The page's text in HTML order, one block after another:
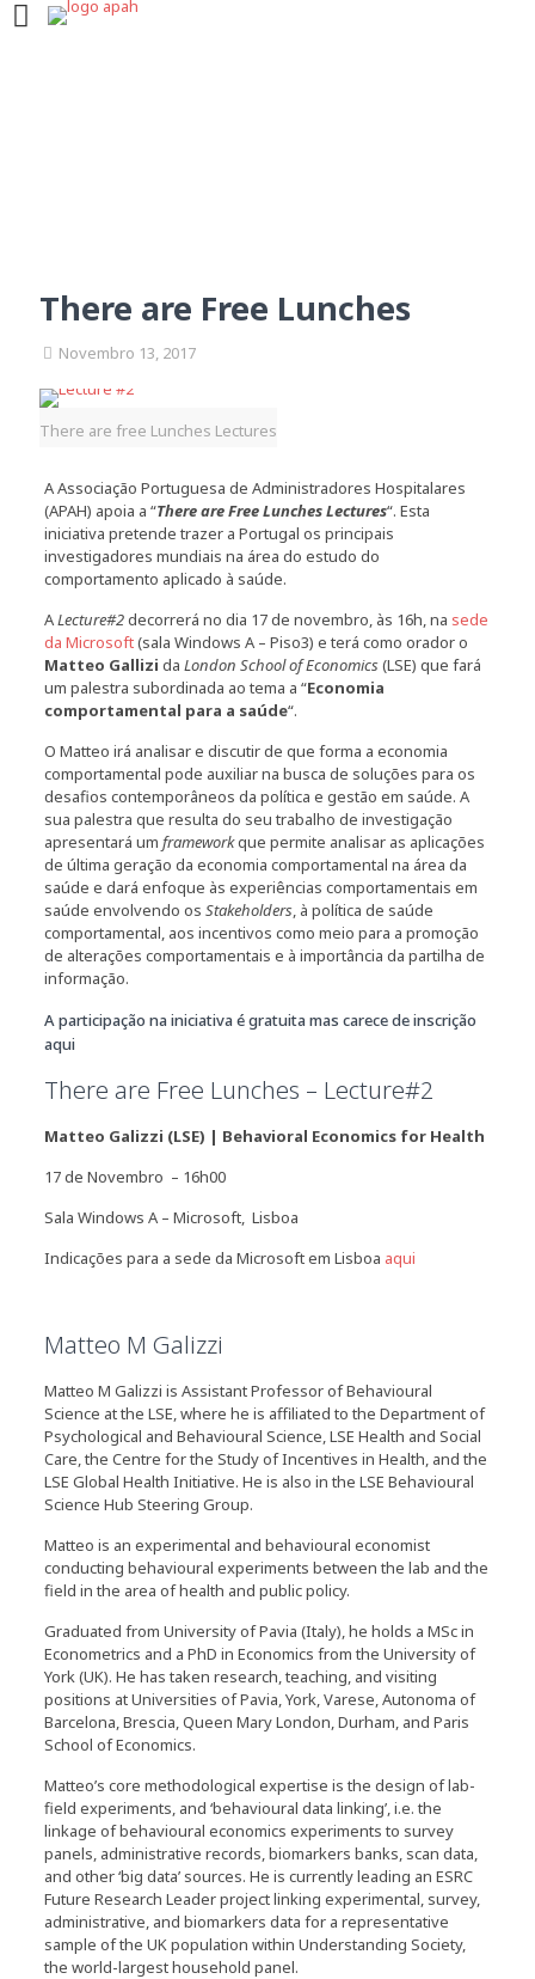
There are Free Lunches
Novembro 13, 2017
There are free Lunches Lectures
A Associação Portuguesa de Administradores Hospitalares
(APAH) apoia a “There are Free Lunches Lectures“. Esta
iniciativa pretende trazer a Portugal os principais
investigadores mundiais na área do estudo do
comportamento aplicado à saúde.
ALecture#2decorrerá no dia 17 de novembro, às 16h, na sede
da Microsoft(sala Windows A – Piso3) e terá como orador o
Matteo Gallizi da London School of Economics(LSE) que fará
um palestra subordinada ao tema a “Economia
comportamental para a saúde“.
O Matteo irá analisar e discutir de que forma a economia
comportamental pode auxiliar na busca de soluções para os
desafios contemporâneos da política e gestão em saúde. A
sua palestra que resulta do seu trabalho de investigação
apresentará um frameworkque permite analisar as aplicações
de última geração da economia comportamental na área da
saúde e dará enfoque às experiências comportamentais em
saúde envolvendo os Stakeholders, à política de saúde
comportamental, aos incentivos como meio para a promoção
de alterações comportamentais e à importância da partilha de
informação.
A participação na iniciativa é gratuita mas carece de inscrição
aqui
There are Free Lunches – Lecture#2
Matteo Galizzi (LSE) | Behavioral Economics for Health
17 de Novembro – 16h00
Sala Windows A – Microsoft, Lisboa
Indicações para a sede da Microsoft em Lisboa aqui
Matteo M Galizzi
Matteo M Galizzi is Assistant Professor of Behavioural
Science at the LSE, where he is affiliated to the Department of
Psychological and Behavioural Science, LSE Health and Social
Care, the Centre for the Study of Incentives in Health, and the
LSE Global Health Initiative. He is also in the LSE Behavioural
Science Hub Steering Group.
Matteo is an experimental and behavioural economist
conducting behavioural experiments between the lab and the
field in the area of health and public policy.
Graduated from University of Pavia (Italy), he holds a MSc in
Econometrics and a PhD in Economics from the University of
York (UK). He has taken research, teaching, and visiting
positions at Universities of Pavia, York, Varese, Autonoma of
Barcelona, Brescia, Queen Mary London, Durham, and Paris
School of Economics.
Matteo’s core methodological expertise is the design of lab-
field experiments, and ‘behavioural data linking’, i.e. the
linkage of behavioural economics experiments to survey
panels, administrative records, biomarkers banks, scan data,
and other ‘big data’ sources. He is currently leading an ESRC
Future Research Leader project linking experimental, survey,
administrative, and biomarkers data for a representative
sample of the UK population within Understanding Society,
the world-largest household panel.